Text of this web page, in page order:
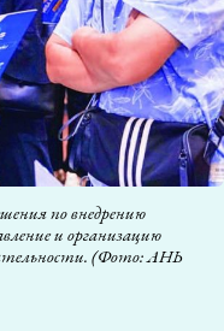
по внедрению
и организацию
(Фото: АНЬ